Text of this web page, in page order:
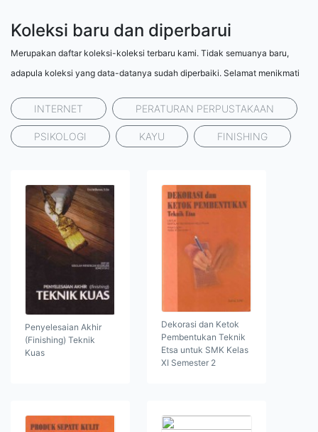
Koleksi baru dan diperbarui
Merupakan daftar koleksi-koleksi terbaru kami. Tidak semuanya baru,
adapula koleksi yang data-datanya sudah diperbaiki. Selamat menikmati
INTERNET PERATURAN PERPUSTAKAAN
PSIKOLOGI KAYU FINISHING
Penyelesaian Akhir
(Finishing) Teknik
Kuas
Dekorasi dan Ketok
Pembentukan Teknik
Etsa untuk SMK Kelas
XI Semester 2